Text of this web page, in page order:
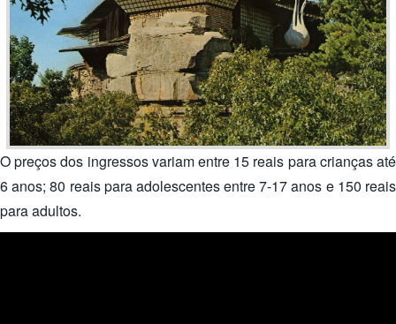
O preços dos ingressos variam entre 15 reais para crianças até
6 anos; 80 reais para adolescentes entre 7-17 anos e 150 reais
para adultos.